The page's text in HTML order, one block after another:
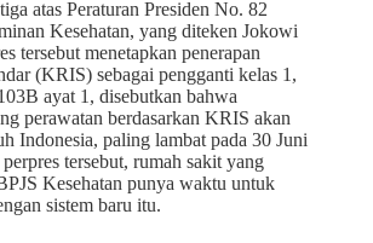
atas Peraturan Presiden No. 82
Kesehatan, yang diteken Jokowi
tersebut menetapkan penerapan
(KRIS) sebagai pengganti kelas 1,
ayat 1, disebutkan bahwa
perawatan berdasarkan KRIS akan
Indonesia, paling lambat pada 30 Juni
tersebut, rumah sakit yang
Kesehatan punya waktu untuk
sistem baru itu.